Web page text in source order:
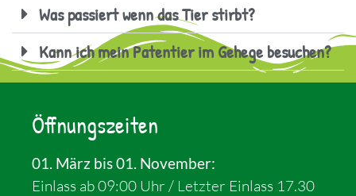
Was passiert wenn das Tier stirbt?
Kann ich mein Patentier im Gehege besuchen?
Öffnungszeiten
01. März bis 01. November:
Einlass ab 09:00 Uhr / Letzter Einlass 17.30